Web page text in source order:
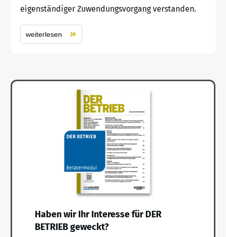
eigenständiger Zuwendungsvorgang verstanden.
weiterlesen
Haben wir Ihr Interesse für DER
BETRIEB geweckt?